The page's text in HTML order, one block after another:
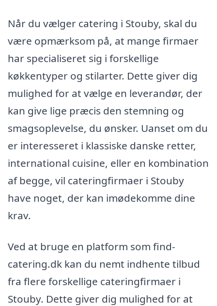
Når du vælger catering i Stouby, skal du
være opmærksom på, at mange firmaer
har specialiseret sig i forskellige
køkkentyper og stilarter. Dette giver dig
mulighed for at vælge en leverandør, der
kan give lige præcis den stemning og
smagsoplevelse, du ønsker. Uanset om du
er interesseret i klassiske danske retter,
international cuisine, eller en kombination
af begge, vil cateringfirmaer i Stouby
have noget, der kan imødekomme dine
krav.
Ved at bruge en platform som find-
catering.dk kan du nemt indhente tilbud
fra flere forskellige cateringfirmaer i
Stouby. Dette giver dig mulighed for at